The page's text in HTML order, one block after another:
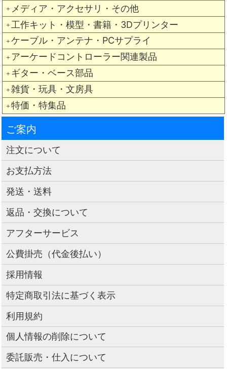
＋ メディア・アクセサリ・その他
＋ 工作キット・模型・書籍・3Dプリンター
＋ ケーブル・アンテナ・PCサプライ
＋ アーケードコントローラー関連製品
＋ ギター・ベース部品
＋ 雑貨・玩具・文房具
＋ 特価・特集品
ご案内
注文について
お支払方法
発送・送料
返品・交換について
アフターサービス
公費掛売（代金後払い）
採用情報
特定商取引法に基づく表示
利用規約
個人情報の削除について
委託販売・仕入について